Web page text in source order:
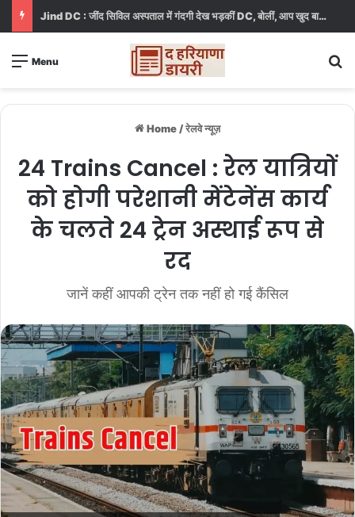
Jind DC : जींद सिविल अस्पताल में गंदगी देख भड़कीं DC, बोलीं, आप खुद बाथरूम में खड़े होकर दिखाओ
Menu
Home /रेलवे न्यूज़
24 Trains Cancel : रेल यात्रियों
को होगी परेशानी मेंटेनेंस कार्य
के चलते 24 ट्रेन अस्थाई रूप से
रद
जानें कहीं आपकी ट्रेन तक नहीं हो गई कैंसिल